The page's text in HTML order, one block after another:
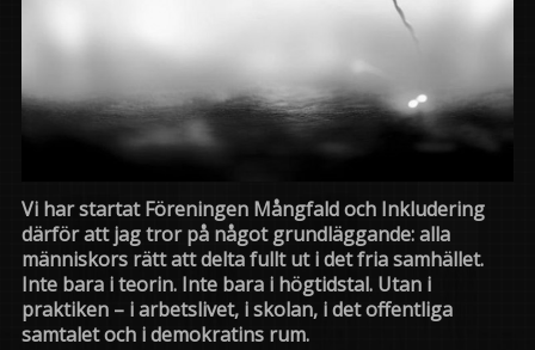
Vi har startat Föreningen Mångfald och Inkludering
därför att jag tror på något grundläggande: alla
människors rätt att delta fullt ut i det fria samhället.
Inte bara i teorin. Inte bara i högtidstal. Utan i
praktiken – i arbetslivet, i skolan, i det offentliga
samtalet och i demokratins rum.